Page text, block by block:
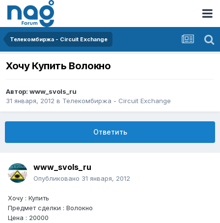
Телекомбиржа - Circuit Exchange
Хочу Купить Волокно
Автор: www_svols_ru
31 января, 2012 в Телекомбиржа - Circuit Exchange
Ответить
www_svols_ru
Опубликовано 31 января, 2012
Хочу : Купить
Предмет сделки : Волокно
Цена : 20000